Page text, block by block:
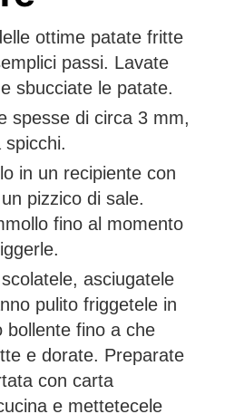
ottime patate fritte
passi. Lavate
sbucciate le patate.
spesse di circa 3 mm,
in un recipiente con
pizzico di sale.
fino al momento
asciugatele
pulito friggetele in
bollente fino a che
e dorate. Preparate
con carta
e mettetecele